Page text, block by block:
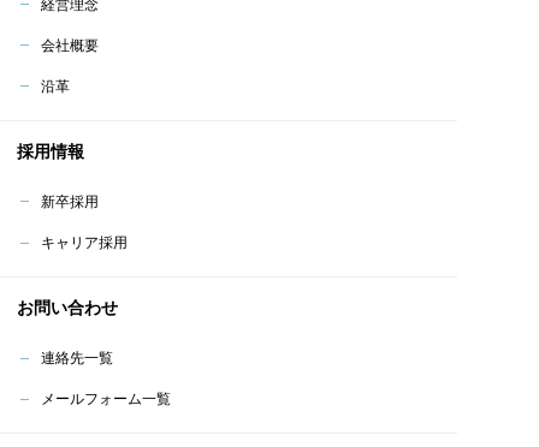
経営理念
会社概要
沿革
採用情報
新卒採用
キャリア採用
お問い合わせ
連絡先一覧
メールフォーム一覧